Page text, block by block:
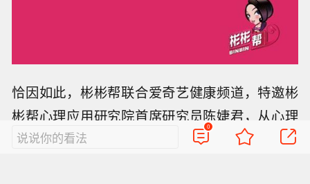
恰因如此，彬彬帮联合爱奇艺健康频道，特邀彬
彬帮心理应用研究院首席研究员陈婕君，从心理
学角度剖析抑郁症患者和日常抑郁群体，为公众
说说你的看法
0